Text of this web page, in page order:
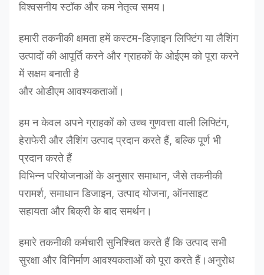
विश्वसनीय स्टॉक और कम नेतृत्व समय।
हमारी तकनीकी क्षमता हमें कस्टम-डिज़ाइन लिफ्टिंग या लैशिंग
उत्पादों की आपूर्ति करने और ग्राहकों के ओईएम को पूरा करने
में सक्षम बनाती है
और ओडीएम आवश्यकताओं।
हम न केवल अपने ग्राहकों को उच्च गुणवत्ता वाली लिफ्टिंग,
हेराफेरी और लैशिंग उत्पाद प्रदान करते हैं, बल्कि पूर्ण भी
प्रदान करते हैं
विभिन्न परियोजनाओं के अनुसार समाधान, जैसे तकनीकी
परामर्श, समाधान डिजाइन, उत्पाद योजना, ऑनसाइट
सहायता और बिक्री के बाद समर्थन।
हमारे तकनीकी कर्मचारी सुनिश्चित करते हैं कि उत्पाद सभी
सुरक्षा और विनिर्माण आवश्यकताओं को पूरा करते हैं।अनुरोध